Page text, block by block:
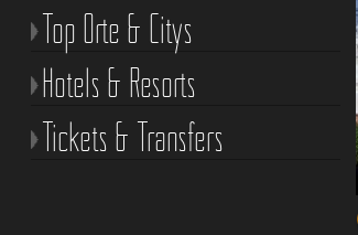
Top Orte & Citys
Hotels & Resorts
Tickets & Transfers